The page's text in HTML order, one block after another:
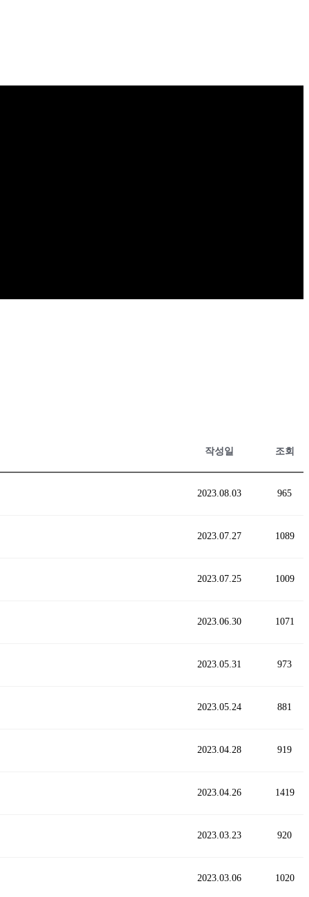
작성일 조회
2023.08.03 965
2023.07.27 1089
2023.07.25 1009
2023.06.30 1071
2023.05.31 973
2023.05.24 881
2023.04.28 919
2023.04.26 1419
2023.03.23 920
2023.03.06 1020